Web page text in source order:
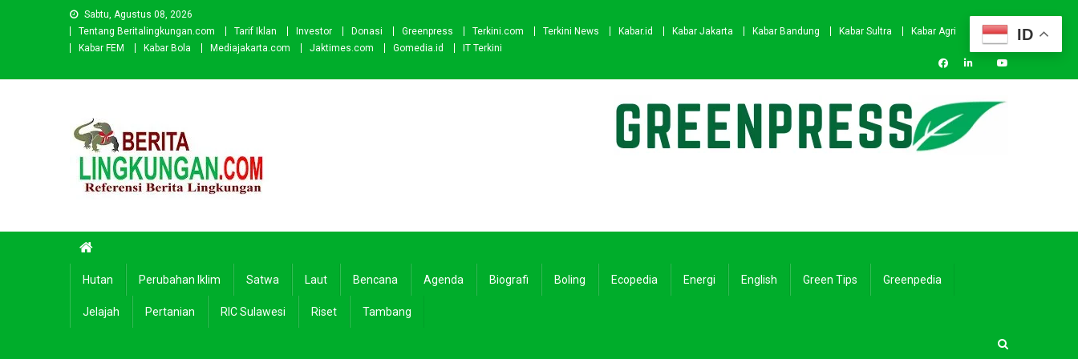
Sabtu, Agustus 08, 2026
Tentang Beritalingkungan.com
Tarif Iklan Investor Donasi Greenpress Terkini.com Terkini News Kabar.id Kabar Jakarta Kabar Bandung Kabar Sultra
Kabar Agri
Kabar FEM
Kabar Bola Mediajakarta.com Jaktimes.com Gomedia.id IT Terkini
Hutan Perubahan Iklim Satwa Laut Bencana Agenda Biografi Boling Ecopedia Energi English Green Tips Greenpedia
Jelajah Pertanian RIC Sulawesi Riset Tambang
ID